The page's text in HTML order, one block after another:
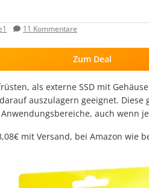
11 Kommentare
Zum Deal
als externe SSD mit
auszulagern geeignet.
auch wenn
mit Versand, bei Amazon wie